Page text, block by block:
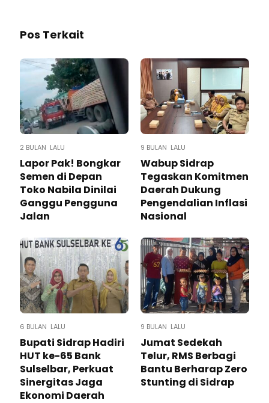
Pos Terkait
2 BULAN LALU
Lapor Pak! Bongkar
Semen di Depan
Toko Nabila Dinilai
Ganggu Pengguna
Jalan
9 BULAN LALU
Wabup Sidrap
Tegaskan Komitmen
Daerah Dukung
Pengendalian Inflasi
Nasional
6 BULAN LALU
Bupati Sidrap Hadiri
HUT ke-65 Bank
Sulselbar, Perkuat
Sinergitas Jaga
Ekonomi Daerah
9 BULAN LALU
Jumat Sedekah
Telur, RMS Berbagi
Bantu Berharap Zero
Stunting di Sidrap